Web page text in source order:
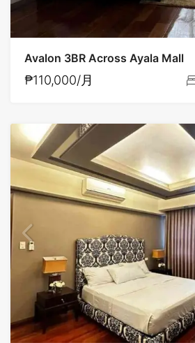
Avalon 3BR Across Ayala Mall
₱110,000/月